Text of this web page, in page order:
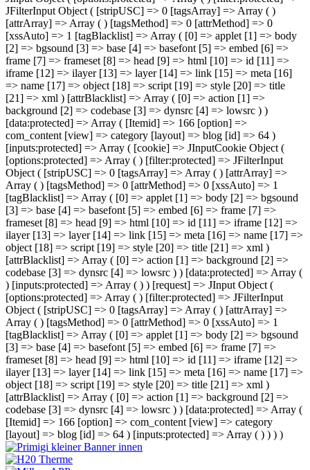
JFilterInput Object ( [stripUSC] => 0 [tagsArray] => Array ( )
[attrArray] => Array ( ) [tagsMethod] => 0 [attrMethod] => 0
[xssAuto] => 1 [tagBlacklist] => Array ( [0] => applet [1] => body
[2] => bgsound [3] => base [4] => basefont [5] => embed [6] =>
frame [7] => frameset [8] => head [9] => html [10] => id [11] =>
iframe [12] => ilayer [13] => layer [14] => link [15] => meta [16]
=> name [17] => object [18] => script [19] => style [20] => title
[21] => xml ) [attrBlacklist] => Array ( [0] => action [1] =>
background [2] => codebase [3] => dynsrc [4] => lowsrc ) )
[data:protected] => Array ( [Itemid] => 166 [option] =>
com_content [view] => category [layout] => blog [id] => 64 )
[inputs:protected] => Array ( [cookie] => JInputCookie Object (
[options:protected] => Array ( ) [filter:protected] => JFilterInput
Object ( [stripUSC] => 0 [tagsArray] => Array ( ) [attrArray] =>
Array ( ) [tagsMethod] => 0 [attrMethod] => 0 [xssAuto] => 1
[tagBlacklist] => Array ( [0] => applet [1] => body [2] => bgsound
[3] => base [4] => basefont [5] => embed [6] => frame [7] =>
frameset [8] => head [9] => html [10] => id [11] => iframe [12] =>
ilayer [13] => layer [14] => link [15] => meta [16] => name [17] =>
object [18] => script [19] => style [20] => title [21] => xml )
[attrBlacklist] => Array ( [0] => action [1] => background [2] =>
codebase [3] => dynsrc [4] => lowsrc ) ) [data:protected] => Array (
) [inputs:protected] => Array ( ) ) [request] => JInput Object (
[options:protected] => Array ( ) [filter:protected] => JFilterInput
Object ( [stripUSC] => 0 [tagsArray] => Array ( ) [attrArray] =>
Array ( ) [tagsMethod] => 0 [attrMethod] => 0 [xssAuto] => 1
[tagBlacklist] => Array ( [0] => applet [1] => body [2] => bgsound
[3] => base [4] => basefont [5] => embed [6] => frame [7] =>
frameset [8] => head [9] => html [10] => id [11] => iframe [12] =>
ilayer [13] => layer [14] => link [15] => meta [16] => name [17] =>
object [18] => script [19] => style [20] => title [21] => xml )
[attrBlacklist] => Array ( [0] => action [1] => background [2] =>
codebase [3] => dynsrc [4] => lowsrc ) ) [data:protected] => Array (
[Itemid] => 166 [option] => com_content [view] => category
[layout] => blog [id] => 64 ) [inputs:protected] => Array ( ) ) ) )